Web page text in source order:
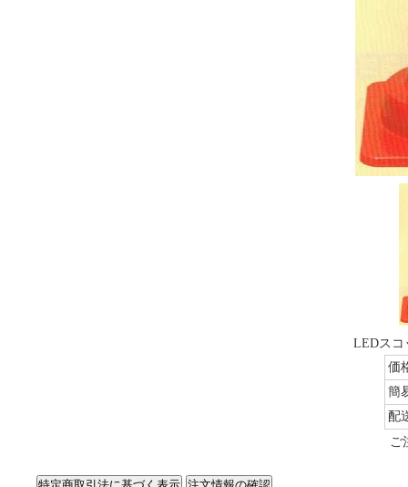
LEDスコ
価
簡
配
ご